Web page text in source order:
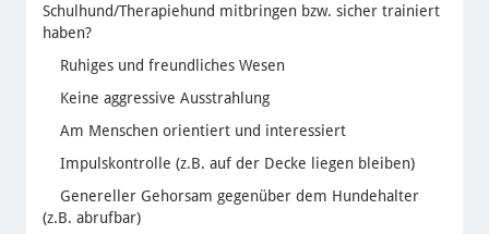
Schulhund/Therapiehund mitbringen bzw. sicher trainiert
haben?
Ruhiges und freundliches Wesen
Keine aggressive Ausstrahlung
Am Menschen orientiert und interessiert
Impulskontrolle (z.B. auf der Decke liegen bleiben)
Genereller Gehorsam gegenüber dem Hundehalter
(z.B. abrufbar)